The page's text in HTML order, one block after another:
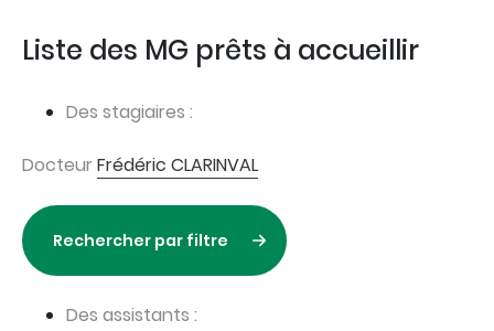
Liste des MG prêts à accueillir
Des stagiaires :
Docteur Frédéric CLARINVAL
Rechercher par filtre
Des assistants :